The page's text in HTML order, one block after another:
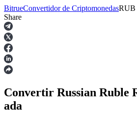
Futuros
BitrueConvertidor de CriptomonedasRUB
Share
Convertir Russian Ruble
ada